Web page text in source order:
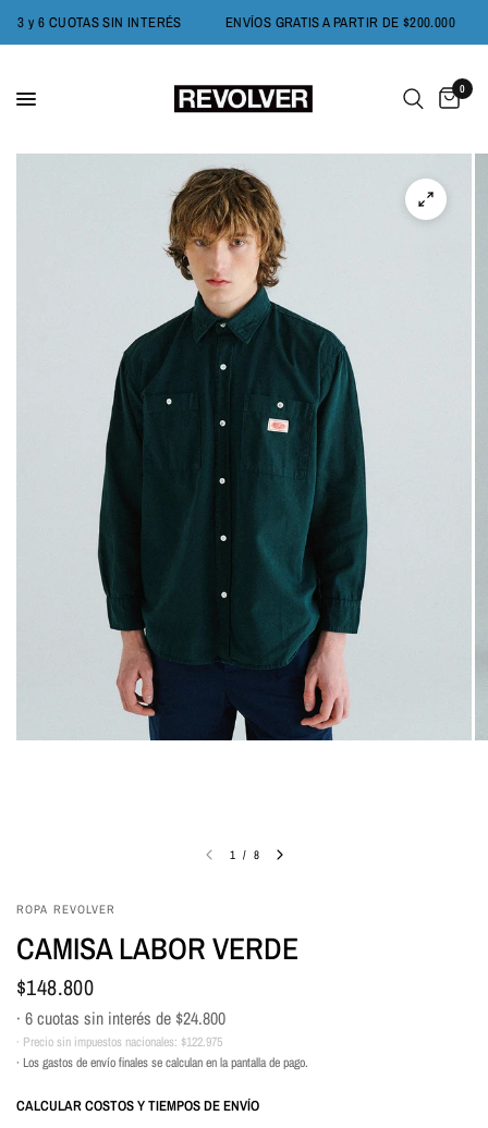
3 y 6 CUOTAS SIN INTERÉS ENVÍOS GRATIS A PARTIR DE $200.000
0
1 / 8
ROPA REVOLVER
CAMISA LABOR VERDE
$148.800
· 6 cuotas sin interés de $24.800
· Precio sin impuestos nacionales: $122.975
· Los gastos de envío finales se calculan en la pantalla de pago.
CALCULAR COSTOS Y TIEMPOS DE ENVÍO